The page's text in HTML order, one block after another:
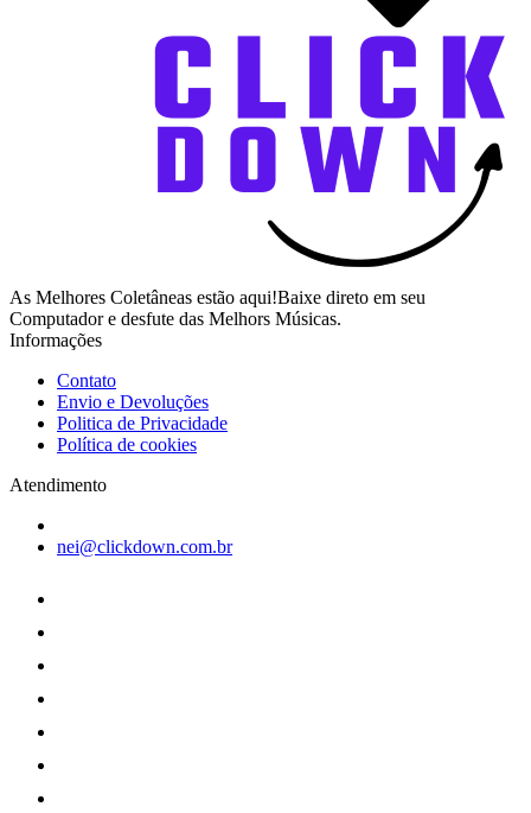
As Melhores Coletâneas estão aqui!Baixe direto em seu
Computador e desfute das Melhors Músicas.
Informações
Contato
Envio e Devoluções
Politica de Privacidade
Política de cookies
Atendimento
nei@clickdown.com.br